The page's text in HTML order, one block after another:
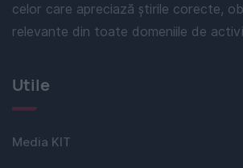
celor care apreciază știrile corecte,
relevante din toate domeniile de
Utile
Media KIT